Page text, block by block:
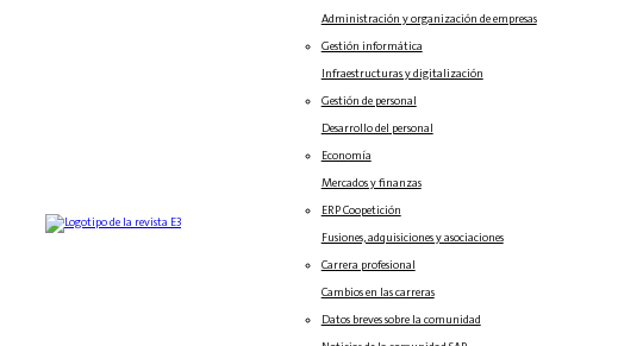
Administración y organización de empresas
Gestión informática
Infraestructuras y digitalización
Gestión de personal
Desarrollo del personal
Economía
Mercados y finanzas
ERP Coopetición
Fusiones, adquisiciones y asociaciones
Carrera profesional
Cambios en las carreras
Datos breves sobre la comunidad